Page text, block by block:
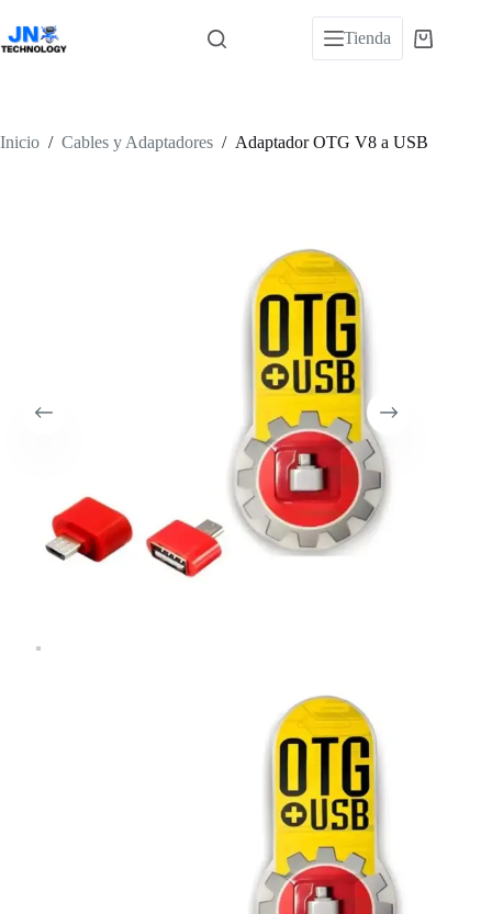
contenido
Tienda
Carro
Inicio / Cables y Adaptadores / Adaptador OTG V8 a USB